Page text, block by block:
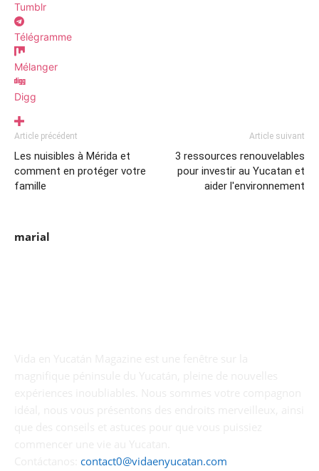
Tumblr
Télégramme
Mélanger
Digg
Article précédent
Les nuisibles à Mérida et
comment en protéger votre
famille
Article suivant
3 ressources renouvelables
pour investir au Yucatan et
aider l'environnement
marial
contact0@vidaenyucatan.com